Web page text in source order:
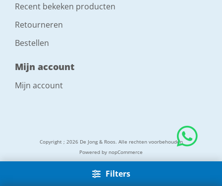
Filters
Recent bekeken producten
Retourneren
Bestellen
Mijn account
Mijn account
Copyright ; 2026 De Jong & Roos. Alle rechten voorbehouden
Powered by nopCommerce